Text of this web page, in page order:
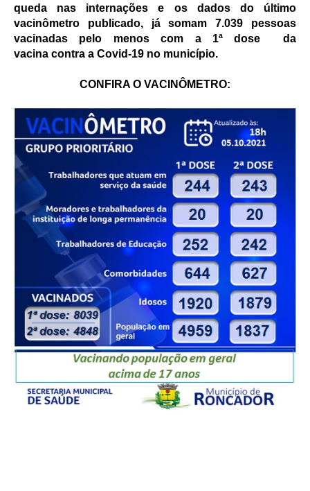
queda nas internações e os dados do último
vacinômetro publicado, já somam 7.039 pessoas
vacinadas pelo menos com a 1ª dose da
vacina contra a Covid-19 no município.
CONFIRA O VACINÔMETRO: